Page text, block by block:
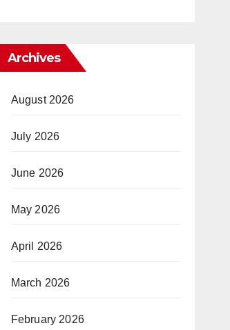
Archives
August 2026
July 2026
June 2026
May 2026
April 2026
March 2026
February 2026